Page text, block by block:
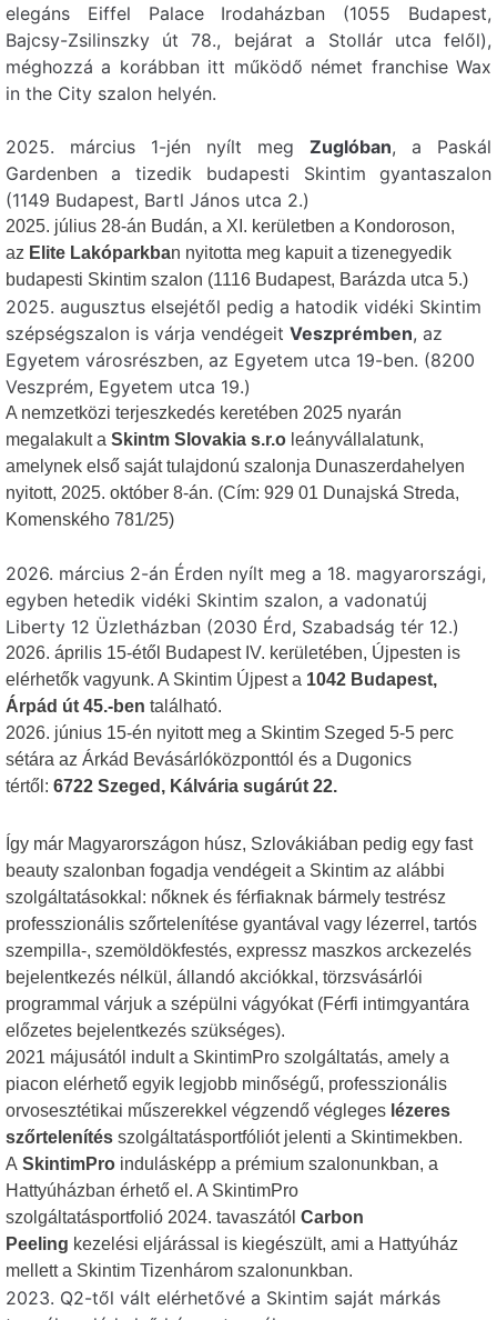
elegáns Eiffel Palace Irodaházban (1055 Budapest,
Bajcsy-Zsilinszky út 78., bejárat a Stollár utca felől),
méghozzá a korábban itt működő német franchise Wax
in the City szalon helyén.
2025. március 1-jén nyílt megZuglóban, a Paskál
Gardenben a tizedik budapesti Skintim gyantaszalon
(1149 Budapest, Bartl János utca 2.)
2025. július 28-án Budán, a XI. kerületben a Kondoroson,
az Elite Lakóparkban nyitotta meg kapuit a tizenegyedik
budapesti Skintim szalon (1116 Budapest, Barázda utca 5.)
2025. augusztus elsejétől pedig a hatodik vidéki Skintim
szépségszalon is várja vendégeit Veszprémben, az
Egyetem városrészben, az Egyetem utca 19-ben. (8200
Veszprém, Egyetem utca 19.)
A nemzetközi terjeszkedés keretében 2025 nyarán
megalakult a Skintm Slovakia s.r.o leányvállalatunk,
amelynek első saját tulajdonú szalonja Dunaszerdahelyen
nyitott, 2025. október 8-án. (Cím: 929 01 Dunajská Streda,
Komenského 781/25)
2026. március 2-án Érden nyílt meg a 18. magyarországi,
egyben hetedik vidéki Skintim szalon, a vadonatúj
Liberty 12 Üzletházban (2030 Érd, Szabadság tér 12.)
2026. április 15-étől Budapest IV. kerületében, Újpesten is
elérhetők vagyunk. A Skintim Újpest a 1042 Budapest,
Árpád út 45.-ben található.
2026. június 15-én nyitott meg a Skintim Szeged 5-5 perc
sétára az Árkád Bevásárlóközponttól és a Dugonics
tértől: 6722 Szeged, Kálvária sugárút 22.
Így már Magyarországon húsz, Szlovákiában pedig egy fast
beauty szalonban fogadja vendégeit a Skintim az alábbi
szolgáltatásokkal: nőknek és férfiaknak bármely testrész
professzionális szőrtelenítése gyantával vagy lézerrel, tartós
szempilla-, szemöldökfestés, expressz maszkos arckezelés
bejelentkezés nélkül, állandó akciókkal, törzsvásárlói
programmal várjuk a szépülni vágyókat (Férfi intimgyantára
előzetes bejelentkezés szükséges).
2021 májusától indult a SkintimPro szolgáltatás, amely a
piacon elérhető egyik legjobb minőségű, professzionális
orvosesztétikai műszerekkel végzendő véglegeslézeres
szőrtelenítésszolgáltatásportfóliót jelenti a Skintimekben.
A SkintimPro indulásképp a prémium szalonunkban, a
Hattyúházban érhető el. A SkintimPro
szolgáltatásportfolió 2024. tavaszától Carbon
Peeling kezelési eljárással is kiegészült, ami a Hattyúház
mellett a Skintim Tizenhárom szalonunkban.
2023. Q2-től vált elérhetővé a Skintim saját márkás